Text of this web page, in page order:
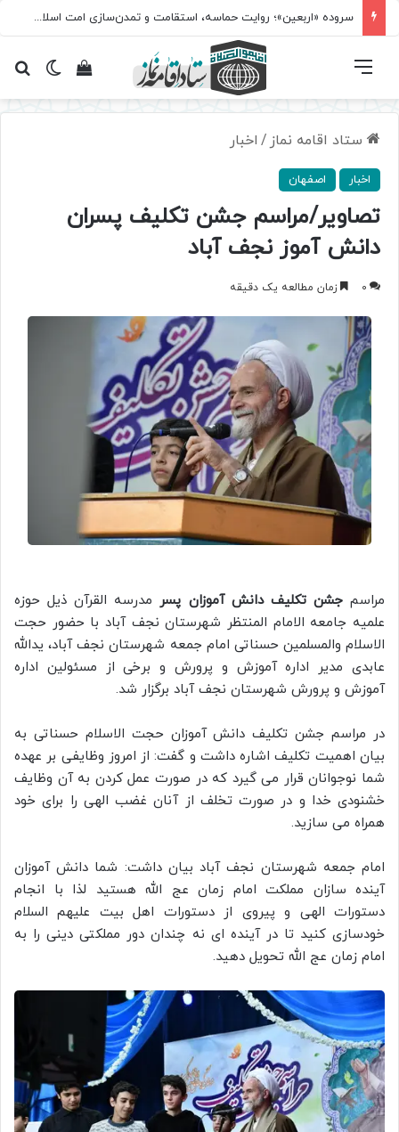
سروده‌ «اربعین»؛ روایت حماسه، استقامت و تمدن‌سازی امت اسلامی
تغییرمشاهده فهرست
ستاد اقامه نماز / اخبار
اخبار اصفهان
تصاویر/مراسم جشن تکلیف پسران
دانش آموز نجف آباد
0 زمان مطالعه یک دقیقه
مراسمجشن تکلیف دانش آموزان پسر مدرسه القرآن ذیل حوزه
علمیه جامعه الامام المنتظر شهرستان نجف آباد با حضور حجت
الاسلام والمسلمین حسناتی امام جمعه شهرستان نجف آباد، یدالله
عابدی مدیر اداره آموزش و پرورش و برخی از مسئولین اداره
آموزش و پرورش شهرستان نجف آباد برگزار شد.
در مراسم جشن تکلیف دانش آموزان حجت الاسلام حسناتی به
بیان اهمیت تکلیف اشاره داشت و گفت: از امروز وظایفی بر عهده
شما نوجوانان قرار می گیرد که در صورت عمل کردن به آن وظایف
خشنودی خدا و در صورت تخلف از آنان غضب الهی را برای خود
همراه می سازید.
امام جمعه شهرستان نجف آباد بیان داشت: شما دانش آموزان
آینده سازان مملکت امام زمان عج الله هستید لذا با انجام
دستورات الهی و پیروی از دستورات اهل بیت علیهم السلام
خودسازی کنید تا در آینده ای نه چندان دور مملکتی دینی را به
امام زمان عج الله تحویل دهید.